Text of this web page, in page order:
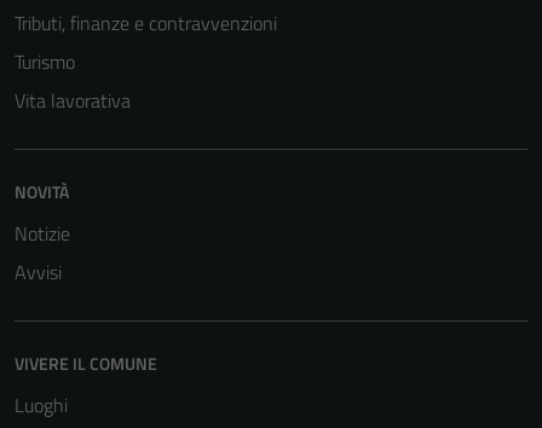
Tributi, finanze e contravvenzioni
Turismo
Vita lavorativa
NOVITÀ
Notizie
Avvisi
VIVERE IL COMUNE
Luoghi